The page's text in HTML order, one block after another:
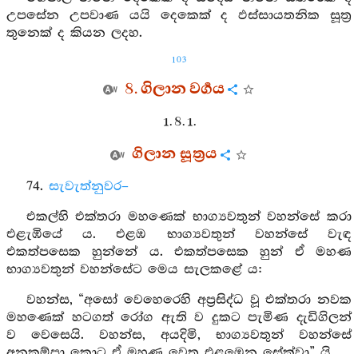
උපසේන උපවාණ යයි දෙකෙක් ද ඵස්සායතනික සූත්‍ර
තුනෙක් ද කියන ලදහ.
103
8. ගිලාන වර්‍ගය
1. 8. 1.
ගිලාන සූත්‍රය
74. සැවැත්නුවර–
එකල්හි එක්තරා මහණෙක් භාග්‍යවතුන් වහන්සේ කරා
එළැඹියේ ය. එළඹ භාග්‍යවතුන් වහන්සේ වැඳ
එකත්පසෙක හුන්නේ ය. එකත්පසෙක හුන් ඒ මහණ
භාග්‍යවතුන් වහන්සේට මෙය සැලකළේ ය:
වහන්ස, “අසෝ වෙහෙරෙහි අප්‍රසිද්ධ වූ එක්තරා නවක
මහණෙක් හටගත් රෝග ඇති ව දුකට පැමිණ දැඩිගිලන්
ව වෙසෙයි. වහන්ස, අයදිමි, භාග්‍යවතුන් වහන්සේ